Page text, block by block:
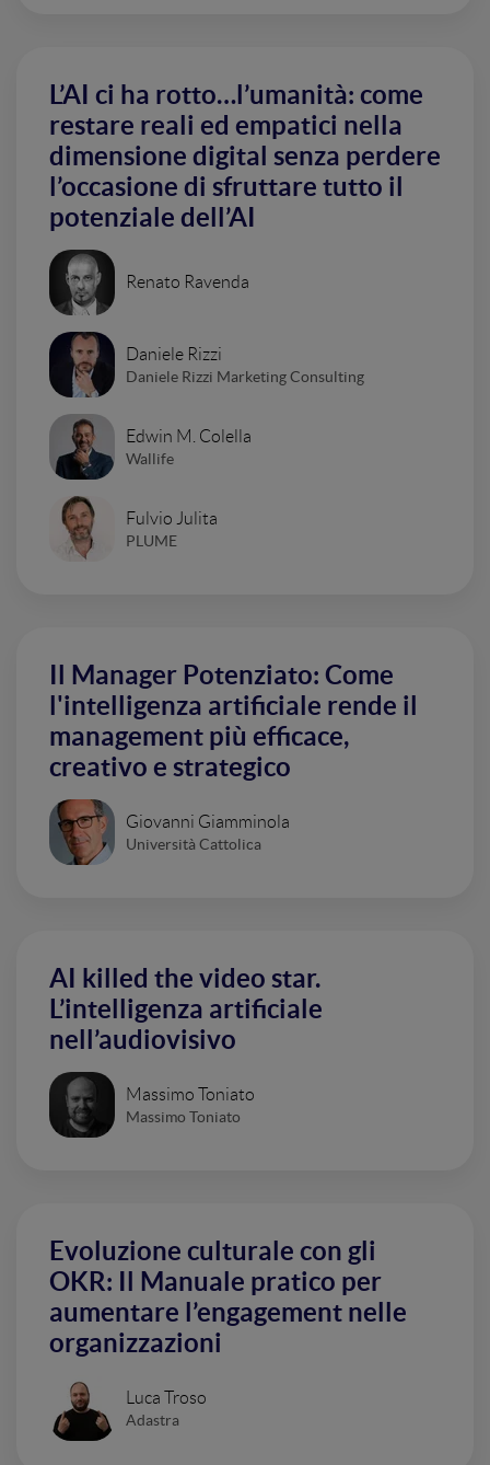
L’AI ci ha rotto…l’umanità: come
restare reali ed empatici nella
dimensione digital senza perdere
l’occasione di sfruttare tutto il
potenziale dell’AI
Renato Ravenda
Daniele Rizzi
Daniele Rizzi Marketing Consulting
Edwin M. Colella
Wallife
Fulvio Julita
PLUME
Il Manager Potenziato: Come
l'intelligenza artificiale rende il
management più efficace,
creativo e strategico
Giovanni Giamminola
Università Cattolica
AI killed the video star.
L’intelligenza artificiale
nell’audiovisivo
Massimo Toniato
Massimo Toniato
Evoluzione culturale con gli
OKR: Il Manuale pratico per
aumentare l’engagement nelle
organizzazioni
Luca Troso
Adastra